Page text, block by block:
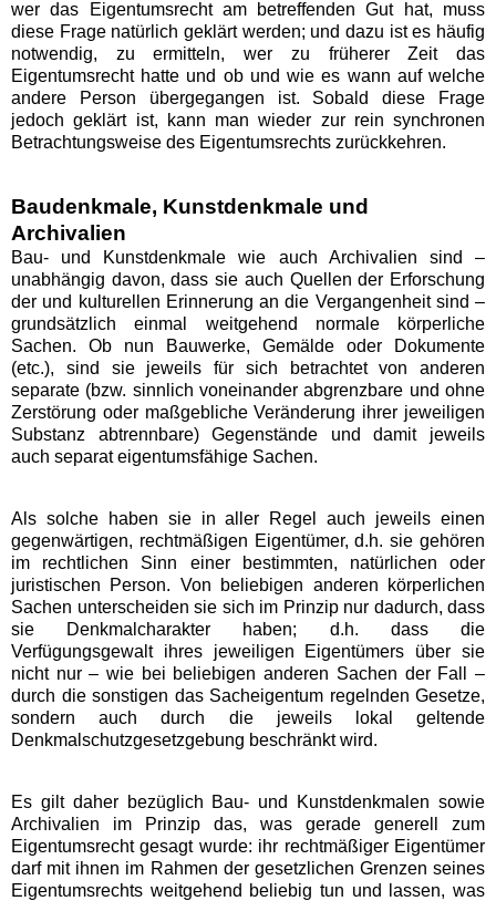
wer das Eigentumsrecht am betreffenden Gut hat, muss
diese Frage natürlich geklärt werden; und dazu ist es häufig
notwendig, zu ermitteln, wer zu früherer Zeit das
Eigentumsrecht hatte und ob und wie es wann auf welche
andere Person übergegangen ist. Sobald diese Frage
jedoch geklärt ist, kann man wieder zur rein synchronen
Betrachtungsweise des Eigentumsrechts zurückkehren.
Baudenkmale, Kunstdenkmale und
Archivalien
Bau- und Kunstdenkmale wie auch Archivalien sind –
unabhängig davon, dass sie auch Quellen der Erforschung
der und kulturellen Erinnerung an die Vergangenheit sind –
grundsätzlich einmal weitgehend normale körperliche
Sachen. Ob nun Bauwerke, Gemälde oder Dokumente
(etc.), sind sie jeweils für sich betrachtet von anderen
separate (bzw. sinnlich voneinander abgrenzbare und ohne
Zerstörung oder maßgebliche Veränderung ihrer jeweiligen
Substanz abtrennbare) Gegenstände und damit jeweils
auch separat eigentumsfähige Sachen.
Als solche haben sie in aller Regel auch jeweils einen
gegenwärtigen, rechtmäßigen Eigentümer, d.h. sie gehören
im rechtlichen Sinn einer bestimmten, natürlichen oder
juristischen Person. Von beliebigen anderen körperlichen
Sachen unterscheiden sie sich im Prinzip nur dadurch, dass
sie Denkmalcharakter haben; d.h. dass die
Verfügungsgewalt ihres jeweiligen Eigentümers über sie
nicht nur – wie bei beliebigen anderen Sachen der Fall –
durch die sonstigen das Sacheigentum regelnden Gesetze,
sondern auch durch die jeweils lokal geltende
Denkmalschutzgesetzgebung beschränkt wird.
Es gilt daher bezüglich Bau- und Kunstdenkmalen sowie
Archivalien im Prinzip das, was gerade generell zum
Eigentumsrecht gesagt wurde: ihr rechtmäßiger Eigentümer
darf mit ihnen im Rahmen der gesetzlichen Grenzen seines
Eigentumsrechts weitgehend beliebig tun und lassen, was